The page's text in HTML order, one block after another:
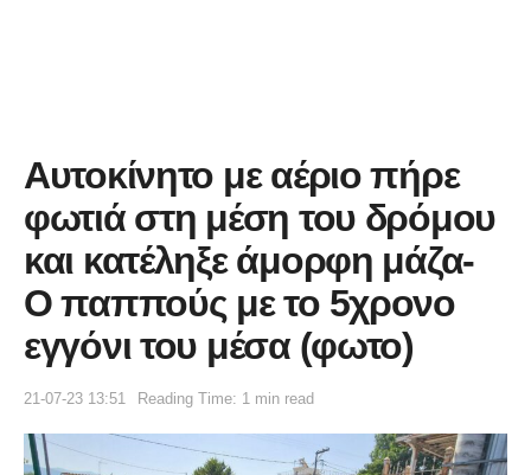
Αυτοκίνητο με αέριο πήρε
φωτιά στη μέση του δρόμου
και κατέληξε άμορφη μάζα-
Ο παππούς με το 5χρονο
εγγόνι του μέσα (φωτο)
21-07-23 13:51 Reading Time: 1 min read